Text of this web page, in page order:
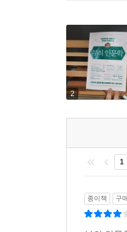
제4장 반드시
자본주의를 구
불황이 오면
다재다능한 수
케인스는 마
대중이 어떻게
케인스가 알
케인스와 버핏
투자할지 말
종이책 구매